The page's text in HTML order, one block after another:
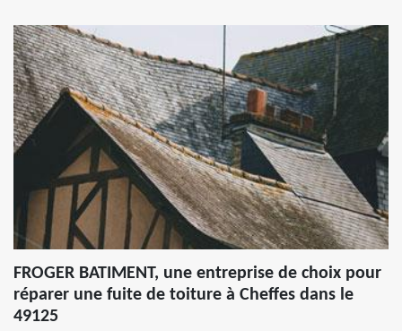
FROGER BATIMENT, une entreprise de choix pour
réparer une fuite de toiture à Cheffes dans le
49125